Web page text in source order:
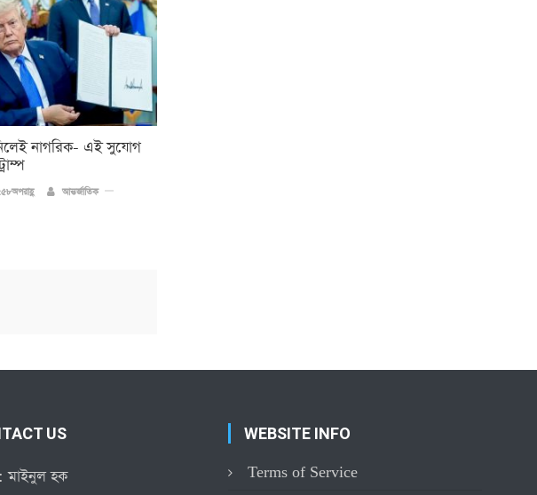
নিলেই নাগরিক- এই সুযোগ
আন্তর্জাতিক
US
মাইনুল হক
WEBSITE INFO
Terms of Service